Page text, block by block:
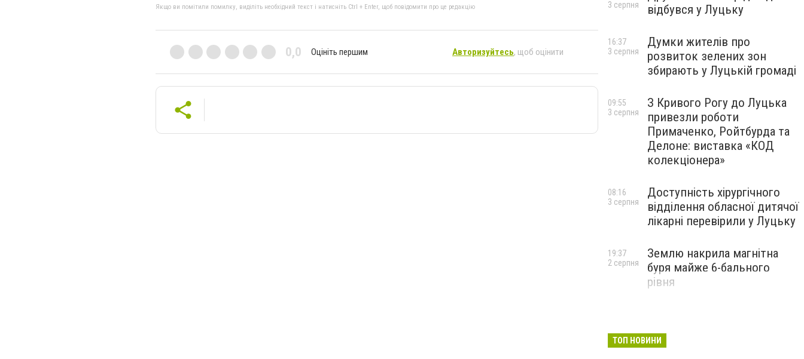
Якщо ви помітили помилку, виділіть необхідний текст і натисніть Ctrl + Enter, щоб повідомити про це редакцію
0,0 Оцініть першим Авторизуйтесь, щоб оцінити
відбувся у Луцьку
3 серпня
Думки жителів про
розвиток зелених зон
збирають у Луцькій громаді
16:37
3 серпня
З Кривого Рогу до Луцька
привезли роботи
Примаченко, Ройтбурда та
Делоне: виставка «КОД
колекціонера»
09:55
3 серпня
Доступність хірургічного
відділення обласної дитячої
лікарні перевірили у Луцьку
08:16
3 серпня
Землю накрила магнітна
буря майже 6-бального
рівня
19:37
2 серпня
ТОП НОВИНИ